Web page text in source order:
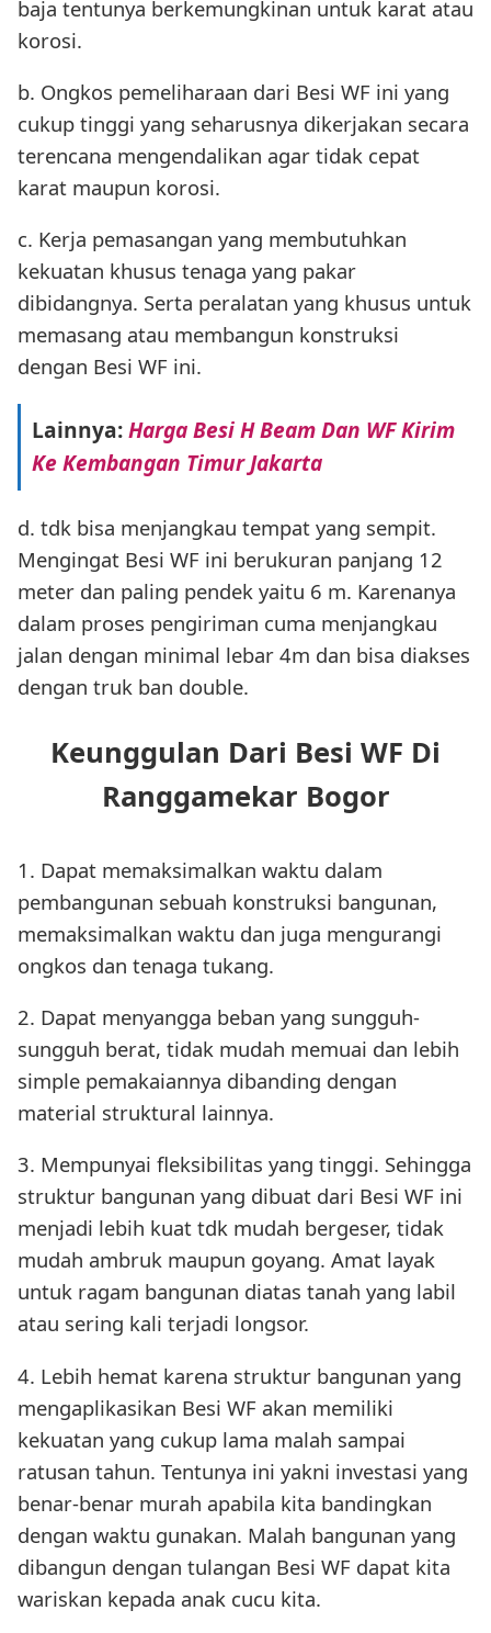
baja tentunya berkemungkinan untuk karat atau
korosi.
b. Ongkos pemeliharaan dari Besi WF ini yang
cukup tinggi yang seharusnya dikerjakan secara
terencana mengendalikan agar tidak cepat
karat maupun korosi.
c. Kerja pemasangan yang membutuhkan
kekuatan khusus tenaga yang pakar
dibidangnya. Serta peralatan yang khusus untuk
memasang atau membangun konstruksi
dengan Besi WF ini.
Lainnya:Harga Besi H Beam Dan WF Kirim
Ke Kembangan Timur Jakarta
d. tdk bisa menjangkau tempat yang sempit.
Mengingat Besi WF ini berukuran panjang 12
meter dan paling pendek yaitu 6 m. Karenanya
dalam proses pengiriman cuma menjangkau
jalan dengan minimal lebar 4m dan bisa diakses
dengan truk ban double.
Keunggulan Dari Besi WF Di
Ranggamekar Bogor
1. Dapat memaksimalkan waktu dalam
pembangunan sebuah konstruksi bangunan,
memaksimalkan waktu dan juga mengurangi
ongkos dan tenaga tukang.
2. Dapat menyangga beban yang sungguh-
sungguh berat, tidak mudah memuai dan lebih
simple pemakaiannya dibanding dengan
material struktural lainnya.
3. Mempunyai fleksibilitas yang tinggi. Sehingga
struktur bangunan yang dibuat dari Besi WF ini
menjadi lebih kuat tdk mudah bergeser, tidak
mudah ambruk maupun goyang. Amat layak
untuk ragam bangunan diatas tanah yang labil
atau sering kali terjadi longsor.
4. Lebih hemat karena struktur bangunan yang
mengaplikasikan Besi WF akan memiliki
kekuatan yang cukup lama malah sampai
ratusan tahun. Tentunya ini yakni investasi yang
benar-benar murah apabila kita bandingkan
dengan waktu gunakan. Malah bangunan yang
dibangun dengan tulangan Besi WF dapat kita
wariskan kepada anak cucu kita.